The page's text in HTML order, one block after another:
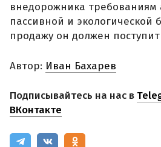
внедорожника требованиям
пассивной и экологической
продажу он должен
Автор: Иван Бахарев
Подписывайтесь на нас в
ВКонтакте